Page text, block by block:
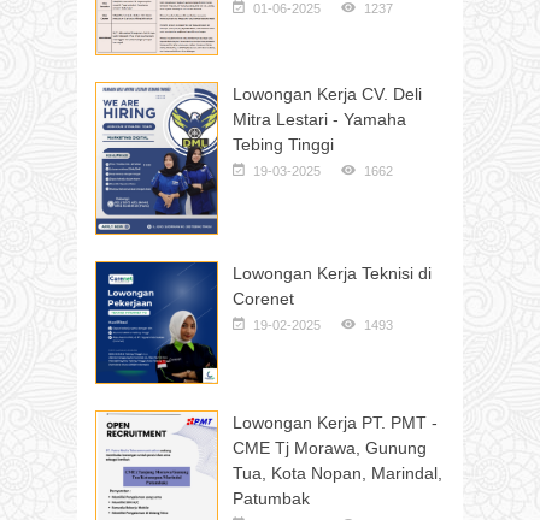
01-06-2025 1237
Lowongan Kerja CV. Deli
Mitra Lestari - Yamaha
Tebing Tinggi
19-03-2025 1662
Lowongan Kerja Teknisi di
Corenet
19-02-2025 1493
Lowongan Kerja PT. PMT -
CME Tj Morawa, Gunung
Tua, Kota Nopan, Marindal,
Patumbak